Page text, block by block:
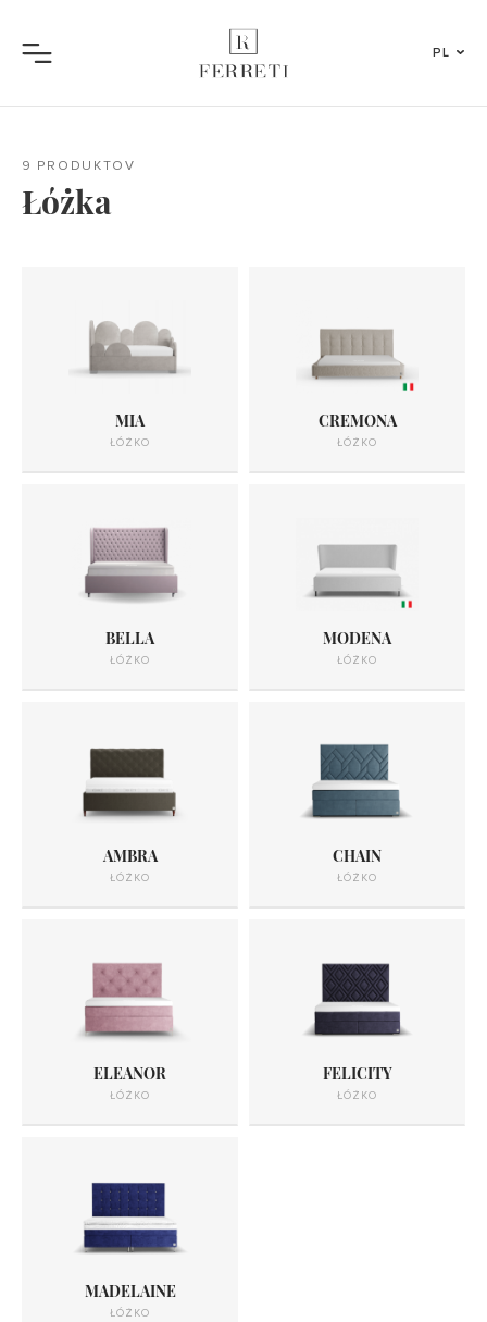
Menu
PL
9 PRODUKTOV
Łóżka
MIA
ŁÓŻKO
CREMONA
ŁÓŻKO
BELLA
ŁÓŻKO
MODENA
ŁÓŻKO
AMBRA
ŁÓŻKO
CHAIN
ŁÓŻKO
ELEANOR
ŁÓŻKO
FELICITY
ŁÓŻKO
MADELAINE
ŁÓŻKO